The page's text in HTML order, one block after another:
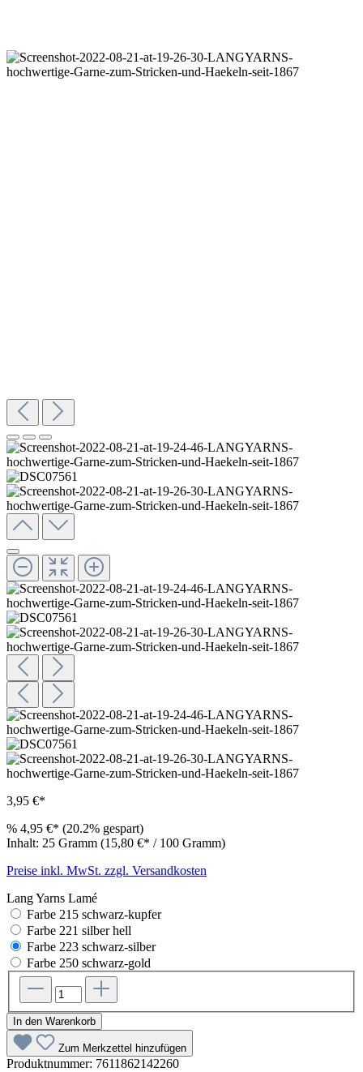
3,95 €*
% 4,95 €* (20.2% gespart)
Inhalt: 25 Gramm (15,80 €* / 100 Gramm)
Preise inkl. MwSt. zzgl. Versandkosten
Lang Yarns Lamé
Farbe 215 schwarz-kupfer
Farbe 221 silber hell
Farbe 223 schwarz-silber
Farbe 250 schwarz-gold
In den Warenkorb
Zum Merkzettel hinzufügen
Produktnummer: 7611862142260